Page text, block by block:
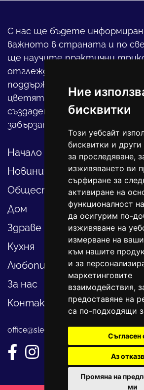
Ние
бисквитки
Този уебсайт
бисквитки и други
за проследяване,
изживяването ви
сърфиране за
активиране на
функционалност
да осигурим по-
изживяване на
измерване на
към нашите
и за
маркетинговите
взаимодействия,
предоставяне на
са по-подходящи
Съгласен
Аз
Промяна на
ми
С нас ще бъдете
важното в страната и по
ще научите практични
отглеждането на детето, за
поддържането на дома и
цветята, интериора и,
създадете своя уютен оазис
забързан свят.
Начало
Новини
Общество
Дом
Здраве
Кухня
Любопитно
За нас
Контакти
office@sledvayme.net